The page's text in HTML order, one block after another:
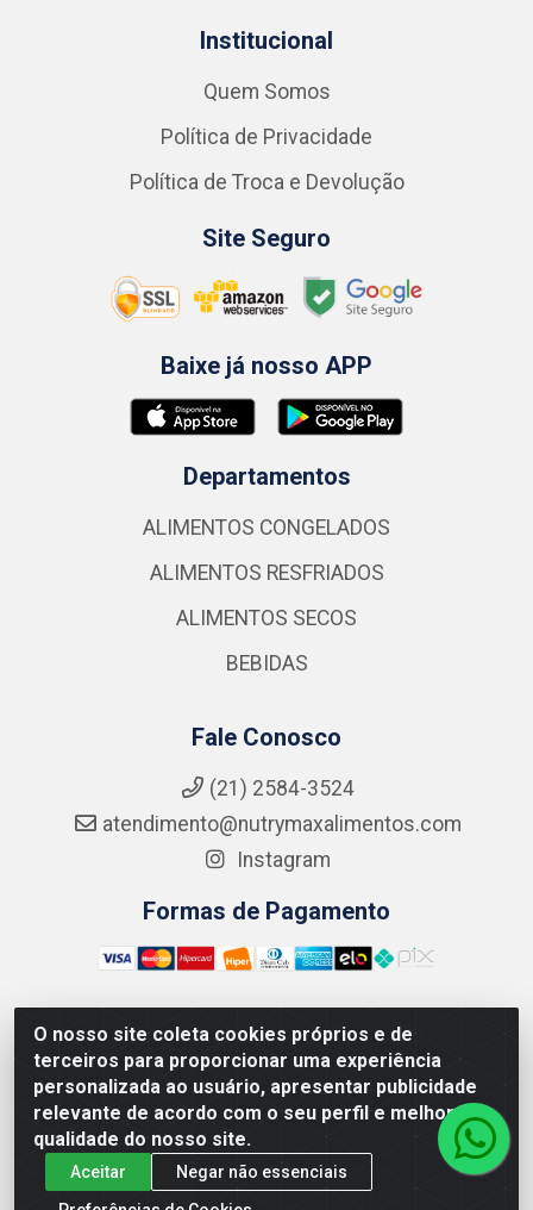
O nosso site coleta cookies próprios e de
terceiros para proporcionar uma experiência
personalizada ao usuário, apresentar publicidade
relevante de acordo com o seu perfil e melhorar a
qualidade do nosso site.
Aceitar
Negar não essenciais
Institucional
Quem Somos
Política de Privacidade
Política de Troca e Devolução
Site Seguro
Baixe já nosso APP
Departamentos
ALIMENTOS CONGELADOS
ALIMENTOS RESFRIADOS
ALIMENTOS SECOS
BEBIDAS
Fale Conosco
(21) 2584-3524
atendimento@nutrymaxalimentos.com
Instagram
Formas de Pagamento
NUTRY MAX COMÉRCIO DE PRODUTOS ALIMENTICIOS
LTDA - RUA DO FEIJÃO, 721 PENHA CIRCULAR/RJ -
CNPJ: 15.796.122/0001-03